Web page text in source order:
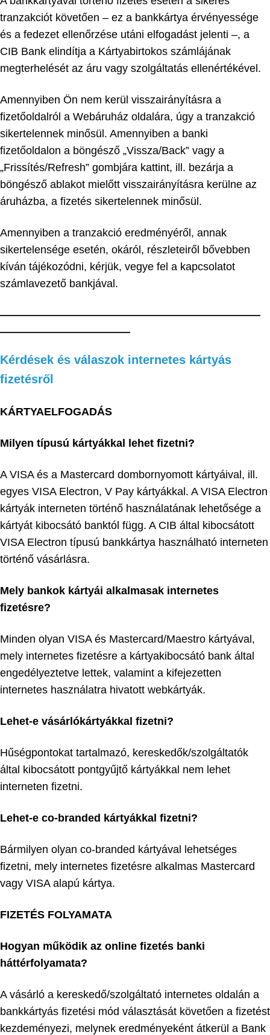
tranzakciót követően – ez a bankkártya érvényessége
és a fedezet ellenőrzése utáni elfogadást jelenti –, a
CIB Bank elindítja a Kártyabirtokos számlájának
megterhelését az áru vagy szolgáltatás ellenértékével.
Amennyiben Ön nem kerül visszairányításra a
fizetőoldalról a Webáruház oldalára, úgy a tranzakció
sikertelennek minősül. Amennyiben a banki
fizetőoldalon a böngésző „Vissza/Back” vagy a
„Frissítés/Refresh” gombjára kattint, ill. bezárja a
böngésző ablakot mielőtt visszairányításra kerülne az
áruházba, a fizetés sikertelennek minősül.
Amennyiben a tranzakció eredményéről, annak
sikertelensége esetén, okáról, részleteiről bővebben
kíván tájékozódni, kérjük, vegye fel a kapcsolatot
számlavezető bankjával.
————————————————————————
————————————
Kérdések és válaszok internetes kártyás
fizetésről
KÁRTYAELFOGADÁS
Milyen típusú kártyákkal lehet fizetni?
A VISA és a Mastercard dombornyomott kártyáival, ill.
egyes VISA Electron, V Pay kártyákkal. A VISA Electron
kártyák interneten történő használatának lehetősége a
kártyát kibocsátó banktól függ. A CIB által kibocsátott
VISA Electron típusú bankkártya használható interneten
történő vásárlásra.
Mely bankok kártyái alkalmasak internetes
fizetésre?
Minden olyan VISA és Mastercard/Maestro kártyával,
mely internetes fizetésre a kártyakibocsátó bank által
engedélyeztetve lettek, valamint a kifejezetten
internetes használatra hivatott webkártyák.
Lehet-e vásárlókártyákkal fizetni?
Hűségpontokat tartalmazó, kereskedők/szolgáltatók
által kibocsátott pontgyűjtő kártyákkal nem lehet
interneten fizetni.
Lehet-e co-branded kártyákkal fizetni?
Bármilyen olyan co-branded kártyával lehetséges
fizetni, mely internetes fizetésre alkalmas Mastercard
vagy VISA alapú kártya.
FIZETÉS FOLYAMATA
Hogyan működik az online fizetés banki
háttérfolyamata?
A vásárló a kereskedő/szolgáltató internetes oldalán a
bankkártyás fizetési mód választását követően a fizetést
kezdeményezi, melynek eredményeként átkerül a Bank